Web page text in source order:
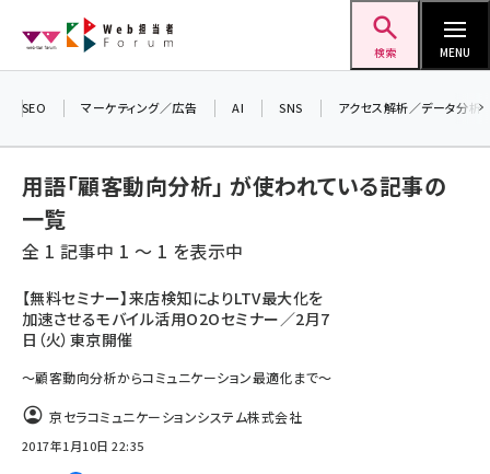
ン
検索 MENU
seo (3524)
ai (2804)
youtube (2431)
note (2312)
セミナー (2306)
z世代 (1622)
SEO マーケティング／広告 AI SNS アクセス解析／データ分析
用語「顧客動向分析」 が使われている記事の
一覧
全 1 記事中 1 ～ 1 を表示中
【無料セミナー】来店検知によりLTV最大化を
加速させるモバイル活用O2Oセミナー／2月7
日（火）東京開催
～顧客動向分析からコミュニケーション最適化まで～
京セラコミュニケーションシステム株式会社
2017年1月10日 22:35
＼ 8月27日開催、申し込み受付中！ ／
生成AIをマーケティング等に活用するための
考え方を学べるセミナーイベント「生成AI ×
マーケティング フォーラム 2026」開催！
▼申し込みはこちらから▼